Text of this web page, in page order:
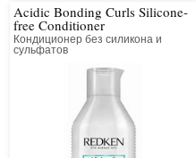
Acidic Bonding Curls Silicone-
free Conditioner
Кондиционер без силикона и
сульфатов